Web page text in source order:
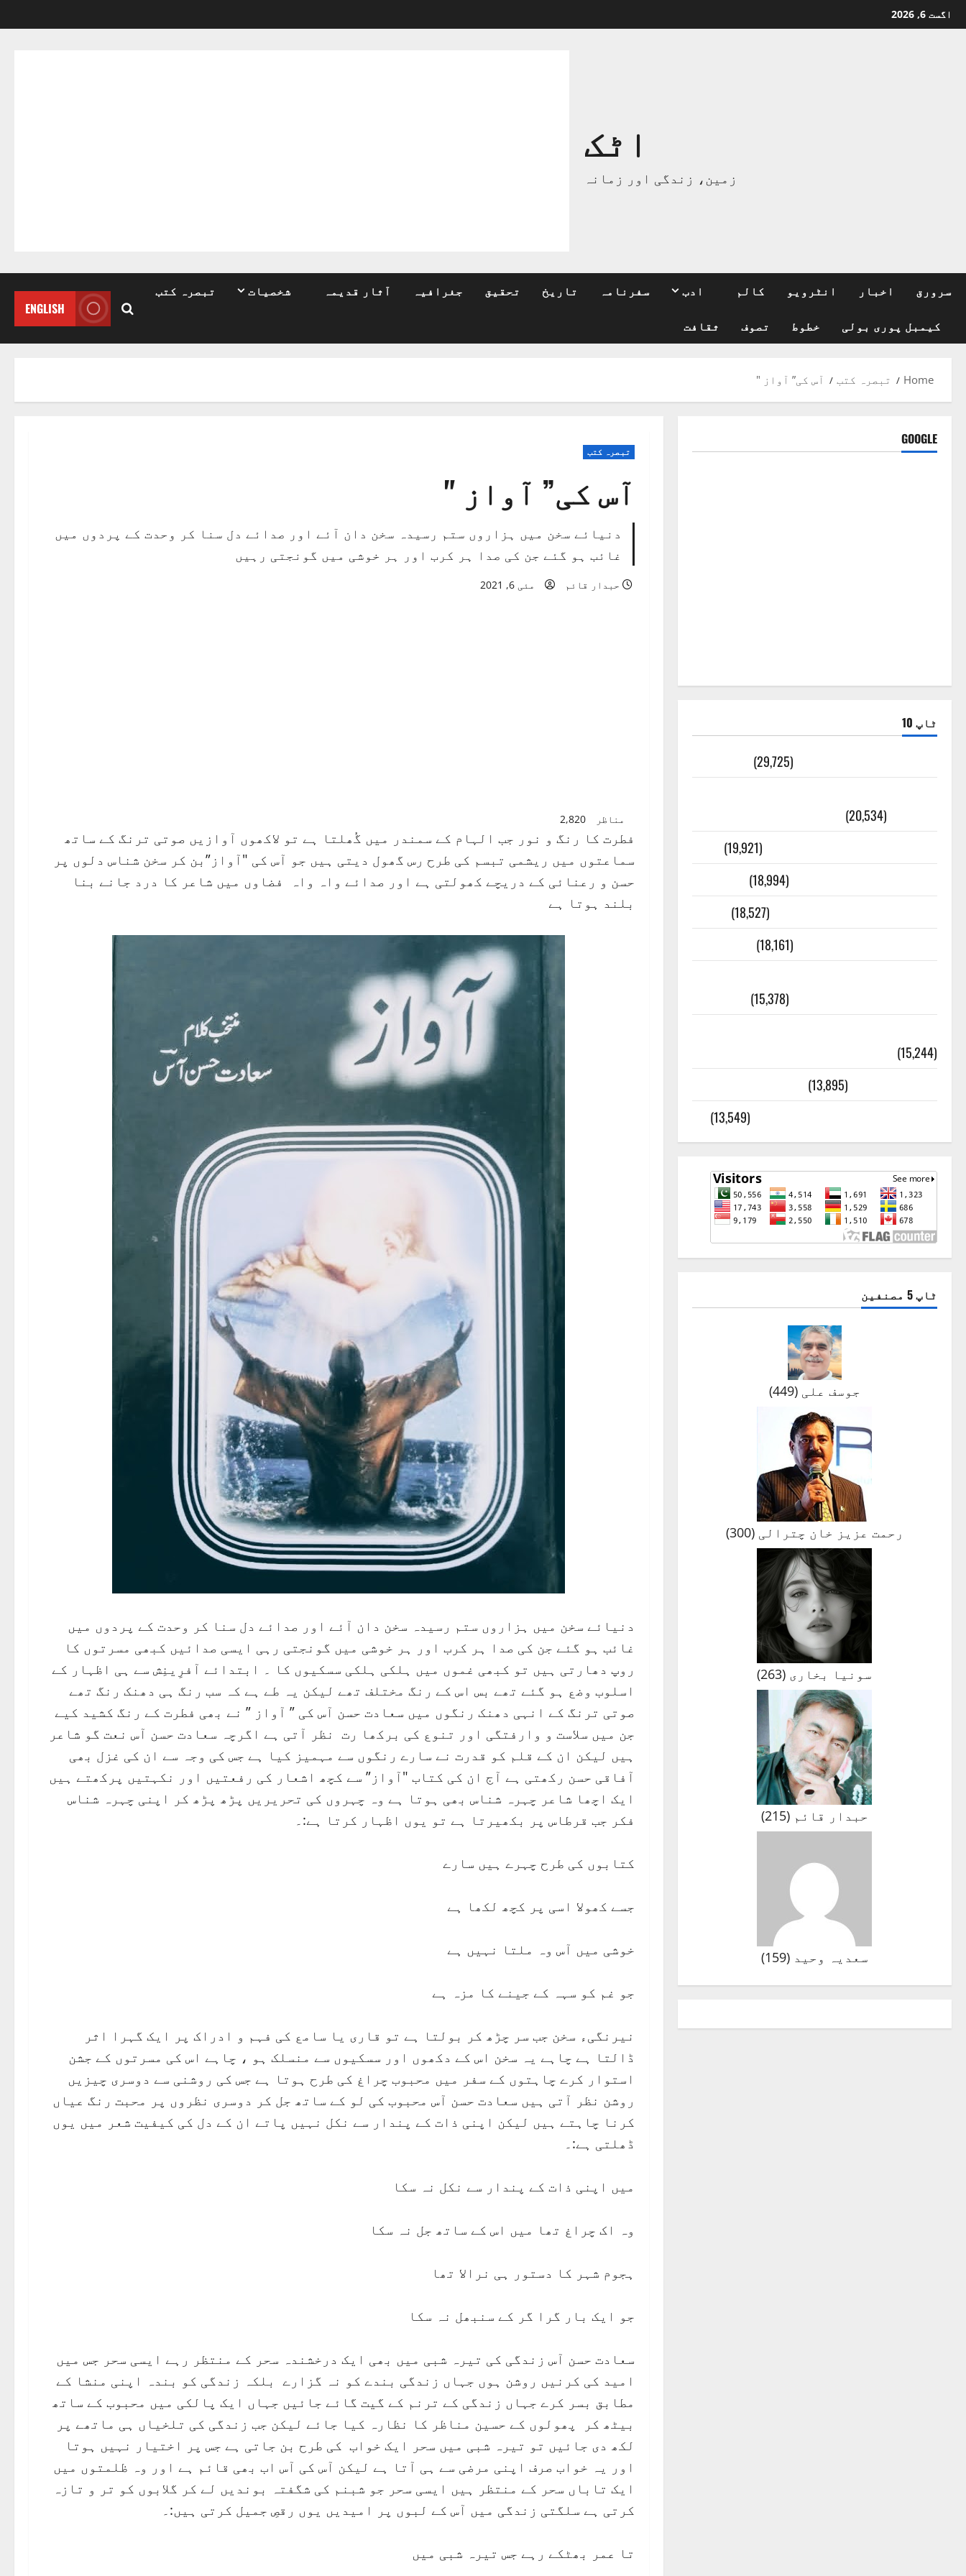
Skip
to
اگست 6, 2026
اٹک
زمین، زندگی اور زمانہ
سرورق اخبار انٹرویو کالم ادب سفرنامہ تاریخ تحقیق جغرافیہ آثار قدیمہ شخصیات تبصرہ کتب
کیمبل پوری بولی خطوط تصوف ثقافت
ENGLISH
Home تبصرہ کتب آس کی” آواز "
تبصرہ کتب
آس کی” آواز "
دنیائے سخن میں ہزاروں ستم رسیدہ سخن دان آئے اور صدائے دل سنا کر وحدت کے پردوں میں
غائب ہو گئے جن کی صدا ہر کرب اور ہر خوشی میں گونجتی رہیں
حبدار قائم مئی 6, 2021
مناظر 2,820
فطرت کا رنگ و نور جب الہام کے سمندر میں گُھلتا ہے تو لاکھوں آوازیں صوتی ترنگ کے ساتھ
سماعتوں میں ریشمی تبسم کی طرح رس گھول دیتی ہیں جو آس کی "آواز”بن کر سخن شناس دلوں پر
حسن و رعنائی کے دریچے کھولتی ہے اور صدائے واہ واہ فضاوں میں شاعر کا درد جانے بنا
بلند ہوتا ہے
دنیائے سخن میں ہزاروں ستم رسیدہ سخن دان آئے اور صدائے دل سنا کر وحدت کے پردوں میں
غائب ہو گئے جن کی صدا ہر کرب اور ہر خوشی میں گونجتی رہی ایسی صدائیں کبھی مسرتوں کا
روپ دھارتی ہیں تو کبھی غموں میں ہلکی ہلکی سسکیوں کا ۔ ابتدائے آفرِینِش سے ہی اظہار کے
اسلوب وضع ہو گئے تھے بس اس کے رنگ مختلف تھے لیکن یہ طے ہے کہ سب رنگ ہی دھنک رنگ تھے
صوتی ترنگ کے انہی دھنک رنگوں میں سعادت حسن آس کی ” آواز ” نے بھی فطرت کے رنگ کشید کیے
جن میں سلاست و وارفتگی اور تنوع کی برکھا رت نظر آتی ہے اگرچہ سعادت حسن آس نعت گو شاعر
ہیں لیکن ان کے قلم کو قدرت نے سارے رنگوں سے مہمیز کیا ہے جس کی وجہ سے ان کی غزل بھی
آفاقی حسن رکھتی ہے آج ان کی کتاب "آواز” سے کچھ اشعار کی رفعتیں اور نکہتیں پرکھتے ہیں
ایک اچھا شاعر چہرہ شناس بھی ہوتا ہے وہ چہروں کی تحریریں پڑھ پڑھ کر اپنی چہرہ شناس
فکر جب قرطاس پر بکھیرتا ہے تو یوں اظہار کرتا ہے:۔
کتابوں کی طرح چہرے ہیں سارے
جسے کھولا اسی پر کچھ لکھا ہے
خوشی میں آس وہ ملتا نہیں ہے
جو غم کو سہہ کے جینے کا مزہ ہے
نیرنگیء سخن جب سر چڑھ کر بولتا ہے تو قاری یا سامع کی فہم و ادراک پر ایک گہرا اثر
ڈالتا ہے چاہے یہ سخن اس کے دکھوں اور سسکیوں سے منسلک ہو ، چاہے اس کی مسرتوں کے جشن
استوار کرے چاہتوں کے سفر میں محبوب چراغ کی طرح ہوتا ہے جس کی روشنی سے دوسری چیزیں
روشن نظر آتی ہیں سعادت حسن آس محبوب کی لو کے ساتھ جل کر دوسری نظروں پر محبت رنگ عیاں
کرنا چاہتے ہیں لیکن اپنی ذات کے پندار سے نکل نہیں پاتے ان کے دل کی کیفیت شعر میں یوں
ڈھلتی ہے:۔
میں اپنی ذات کے پندار سے نکل نہ سکا
وہ اک چراغ تھا میں اس کے ساتھ جل نہ سکا
ہجوم شہر کا دستور ہی نرالا تھا
جو ایک بار گرا گر کے سنبھل نہ سکا
سعادت حسن آس زندگی کی تیرہ شبی میں بھی ایک درخشندہ سحر کے منتظر رہے ایسی سحر جس میں
امید کی کرنیں روشن ہوں جہاں زندگی بندے کو نہ گزارے بلکہ زندگی کو بندہ اپنی منشا کے
مطابق بسر کرے جہاں زندگی کے ترنم کے گیت گائے جائیں جہاں ایک پالکی میں محبوب کے ساتھ
بیٹھ کر پھولوں کے حسین مناظر کا نظارہ کیا جائے لیکن جب زندگی کی تلخیاں ہی ماتھے پر
لکھ دی جائیں تو تیرہ شبی میں سحر ایک خواب کی طرح بن جاتی ہے جس پر اختیار نہیں ہوتا
اور یہ خواب صرف اپنی مرضی سے ہی آتا ہے لیکن آس کی آس اب بھی قائم ہے اور وہ ظلمتوں میں
ایک تاباں سحر کے منتظر ہیں ایسی سحر جو شبنم کی شگفتہ بوندیں لے کر گلابوں کو تر و تازہ
کرتی ہے سلگتی زندگی میں آس کے لبوں پر امیدیں یوں رقصِ جمیل کرتی ہیں:۔
تا عمر بھٹکے رہے جس تیرہ شبی میں
GOOGLE
ٹاپ 10
(29,725)
(20,534)
(19,921)
(18,994)
(18,527)
(18,161)
(15,378)
(15,244)
(13,895)
(13,549)
ٹاپ 5 مصنفین
جوسف علی(
449
)
رحمت عزیز خان چترالی(
300
)
سونیا بخاری (
263
)
حبدار قائم(
215
)
سعدیہ وحید(
159
)